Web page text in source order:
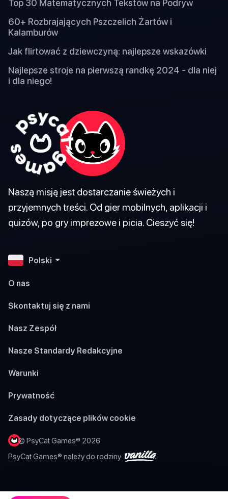
Top 30 Matematycznych Tekstów na Podryw
60+ Rozbrajających Pszczelich Żartów i
Kalamburów
Jak flirtować z dziewczyną: najlepsze wskazówki
Najlepsze stroje na pierwszą randkę 2024 - dla niej
i dla niego!
Naszą misją jest dostarczanie świeżych i
przyjemnych treści. Od gier mobilnych, aplikacji i
quizów, po gry imprezowe i picia. Cieszyć się!
Polski
O nas
Skontaktuj się z nami
Nasz Zespół
Nasze Standardy Redakcyjne
Warunki
Prywatność
Zasady dotyczące plików cookie
© PsyCat Games® 2026
PsyCat Games® należy do rodziny